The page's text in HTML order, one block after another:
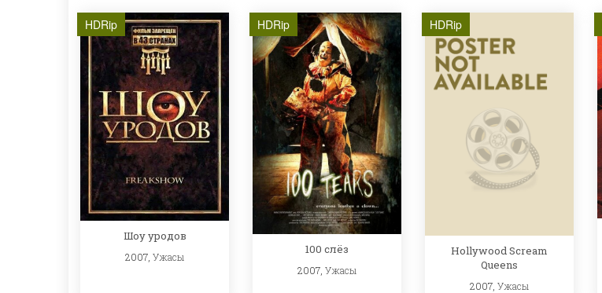
HDRip
Шоу уродов
2007, Ужасы
HDRip
100 слёз
2007, Ужасы
HDRip
Hollywood Scream
Queens
2007, Ужасы